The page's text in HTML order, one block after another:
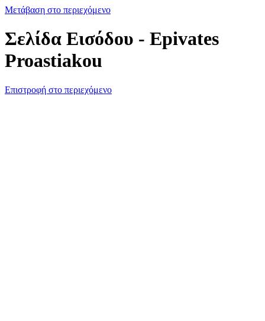
Μετάβαση στο περιεχόμενο
Σελίδα Εισόδου - Epivates
Proastiakou
Επιστροφή στο περιεχόμενο